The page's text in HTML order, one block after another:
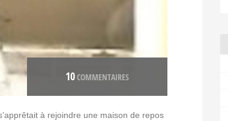
10COMMENTAIRES
à rejoindre une maison de repos